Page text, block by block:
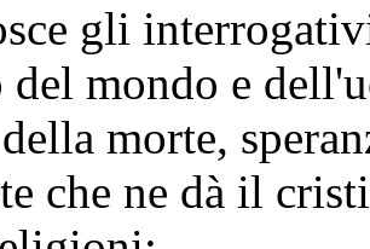
gli
mondo e
morte,
che ne dà il